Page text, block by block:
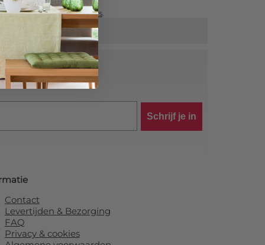
pagina overtuinposters.
korting!
Schrijf je in
Contact
Levertijden & Bezorging
FAQ
Privacy & cookies